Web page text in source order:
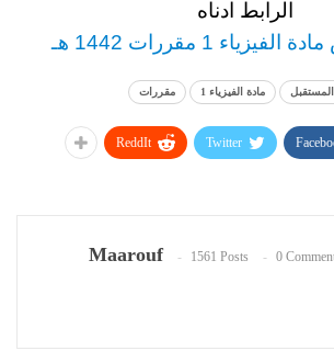
الرابط ادناه
1 مقررات 1442 هـ
مادة الفيزياء 1 مقررات
Twitter
ReddIt
Maarouf 1561 Posts 0